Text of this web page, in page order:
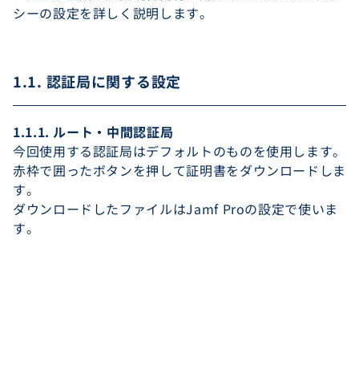
シーの設定を詳しく説明します。
1.1. 認証局に関する設定
1.1.1. ルート・中間認証局
今回使用する認証局はデフォルトのものを使用します。
赤枠で囲ったボタンを押して証明書をダウンロードしま
す。
ダウンロードしたファイルはJamf Proの設定で使いま
す。